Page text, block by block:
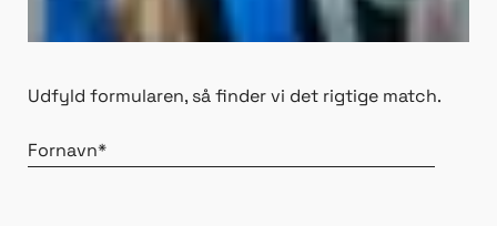
Udfyld formularen, så finder vi det rigtige match.
Fornavn*